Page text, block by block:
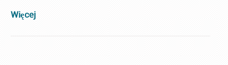
Więcej